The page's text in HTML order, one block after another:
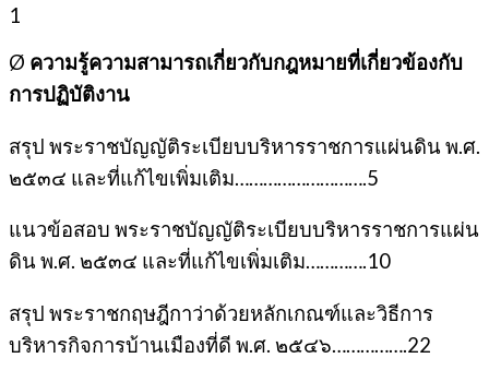
1
Ø ความรู้ความสามารถเกี่ยวกับกฎหมายที่เกี่ยวข้องกับ
การปฏิบัติงาน
สรุป พระราชบัญญัติระเบียบบริหารราชการแผ่นดิน พ.ศ.
๒๕๓๔ และที่แก้ไขเพิ่มเติม……………………….5
แนวข้อสอบ พระราชบัญญัติระเบียบบริหารราชการแผ่น
ดิน พ.ศ. ๒๕๓๔ และที่แก้ไขเพิ่มเติม………….10
สรุป พระราชกฤษฎีกาว่าด้วยหลักเกณฑ์และวิธีการ
บริหารกิจการบ้านเมืองที่ดี พ.ศ. ๒๕๔๖…………….22